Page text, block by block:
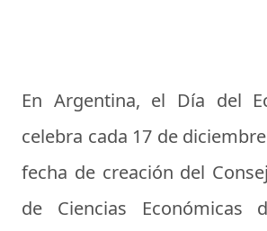
En Argentina, el Día del
celebra cada 17 de
fecha de creación del
de Ciencias Económicas